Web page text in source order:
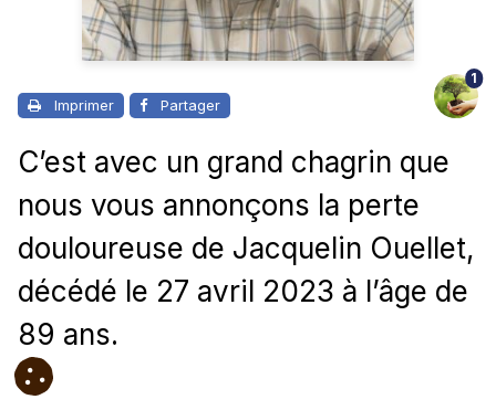
Imprimer Partager
1
C’est avec un grand chagrin que
nous vous annonçons la perte
douloureuse de Jacquelin Ouellet,
décédé le 27 avril 2023 à l’âge de
89 ans.